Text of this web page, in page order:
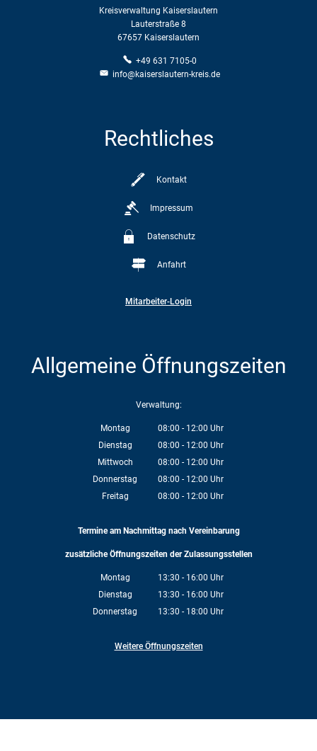
Kreisverwaltung Kaiserslautern
Lauterstraße 8
67657 Kaiserslautern
+49 631 7105-0
info@kaiserslautern-kreis.de
Rechtliches
Kontakt
Impressum
Datenschutz
Anfahrt
Mitarbeiter-Login
Allgemeine Öffnungszeiten
Verwaltung:
Montag 08:00 - 12:00 Uhr
Von 08:00 bis 12:00 Uhr
Dienstag 08:00 - 12:00 Uhr
Von 08:00 bis 12:00 Uhr
Mittwoch 08:00 - 12:00 Uhr
Von 08:00 bis 12:00 Uhr
Donnerstag 08:00 - 12:00 Uhr
Von 08:00 bis 12:00 Uhr
Freitag 08:00 - 12:00 Uhr
Termine am Nachmittag nach Vereinbarung
zusätzliche Öffnungszeiten der Zulassungsstellen
Montag 13:30 - 16:00 Uhr
Von 13:30 bis 16:00 Uhr
Dienstag 13:30 - 16:00 Uhr
Von 13:30 bis 16:00 Uhr
Donnerstag 13:30 - 18:00 Uhr
Weitere Öffnungszeiten